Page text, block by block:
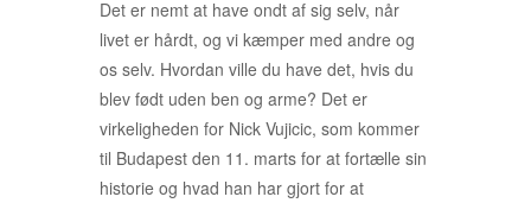
Det er nemt at have ondt af sig selv, når
livet er hårdt, og vi kæmper med andre og
os selv. Hvordan ville du have det, hvis du
blev født uden ben og arme? Det er
virkeligheden for Nick Vujicic, som kommer
til Budapest den 11. marts for at fortælle sin
historie og hvad han har gjort for at